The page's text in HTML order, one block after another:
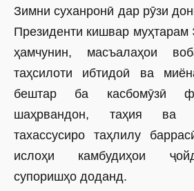
Зимни суханронӣ дар рӯзи
Президенти кишвар
ҳамчунин, масъалаҳои
таҳсилоти ибтидоӣ ва
бештар ба касбомӯзӣ
шаҳрвандон, таҳия ва
тахассусиро таҳлилу
ислоҳи камбудиҳои
супоришҳо доданд.